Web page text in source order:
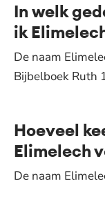
In welk
ik
De naam
Bijbelboek Ruth
Hoeveel
Elimelech
De naam